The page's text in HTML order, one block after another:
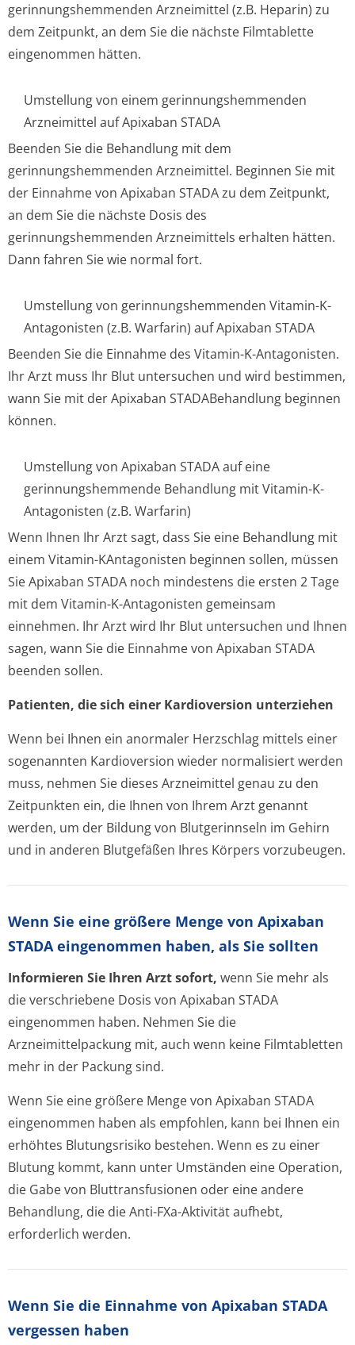
gerinnungshemmenden Arzneimittel (z.B. Heparin) zu
dem Zeitpunkt, an dem Sie die nächste Filmtablette
eingenommen hätten.
Umstellung von einem gerinnungshemmenden
Arzneimittel auf Apixaban STADA
Beenden Sie die Behandlung mit dem
gerinnungshemmenden Arzneimittel. Beginnen Sie mit
der Einnahme von Apixaban STADA zu dem Zeitpunkt,
an dem Sie die nächste Dosis des
gerinnungshemmenden Arzneimittels erhalten hätten.
Dann fahren Sie wie normal fort.
Umstellung von gerinnungshemmenden Vitamin-K-
Antagonisten (z.B. Warfarin) auf Apixaban STADA
Beenden Sie die Einnahme des Vitamin-K-Antagonisten.
Ihr Arzt muss Ihr Blut untersuchen und wird bestimmen,
wann Sie mit der Apixaban STADABehandlung beginnen
können.
Umstellung von Apixaban STADA auf eine
gerinnungshemmende Behandlung mit Vitamin-K-
Antagonisten (z.B. Warfarin)
Wenn Ihnen Ihr Arzt sagt, dass Sie eine Behandlung mit
einem Vitamin-KAntagonisten beginnen sollen, müssen
Sie Apixaban STADA noch mindestens die ersten 2 Tage
mit dem Vitamin-K-Antagonisten gemeinsam
einnehmen. Ihr Arzt wird Ihr Blut untersuchen und Ihnen
sagen, wann Sie die Einnahme von Apixaban STADA
beenden sollen.
Patienten, die sich einer Kardioversion unterziehen
Wenn bei Ihnen ein anormaler Herzschlag mittels einer
sogenannten Kardioversion wieder normalisiert werden
muss, nehmen Sie dieses Arzneimittel genau zu den
Zeitpunkten ein, die Ihnen von Ihrem Arzt genannt
werden, um der Bildung von Blutgerinnseln im Gehirn
und in anderen Blutgefäßen Ihres Körpers vorzubeugen.
Wenn Sie eine größere Menge von Apixaban
STADA eingenommen haben, als Sie sollten
Informieren Sie Ihren Arzt sofort, wenn Sie mehr als
die verschriebene Dosis von Apixaban STADA
eingenommen haben. Nehmen Sie die
Arzneimittelpackung mit, auch wenn keine Filmtabletten
mehr in der Packung sind.
Wenn Sie eine größere Menge von Apixaban STADA
eingenommen haben als empfohlen, kann bei Ihnen ein
erhöhtes Blutungsrisiko bestehen. Wenn es zu einer
Blutung kommt, kann unter Umständen eine Operation,
die Gabe von Bluttransfusionen oder eine andere
Behandlung, die die Anti-FXa-Aktivität aufhebt,
erforderlich werden.
Wenn Sie die Einnahme von Apixaban STADA
vergessen haben